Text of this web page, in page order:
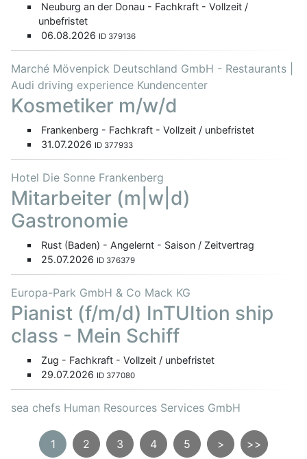
Neuburg an der Donau - Fachkraft - Vollzeit /
unbefristet
06.08.2026 ID 379136
Marché Mövenpick Deutschland GmbH - Restaurants |
Audi driving experience Kundencenter
Kosmetiker m/w/d
Frankenberg - Fachkraft - Vollzeit / unbefristet
31.07.2026 ID 377933
Hotel Die Sonne Frankenberg
Mitarbeiter (m|w|d)
Gastronomie
Rust (Baden) - Angelernt - Saison / Zeitvertrag
25.07.2026 ID 376379
Europa-Park GmbH & Co Mack KG
Pianist (f/m/d) InTUItion ship
class - Mein Schiff
Zug - Fachkraft - Vollzeit / unbefristet
29.07.2026 ID 377080
sea chefs Human Resources Services GmbH
1 2 3 4 5 > >>